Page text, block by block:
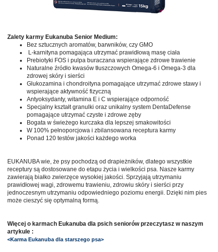
Zalety karmy Eukanuba Senior Medium:
Bez sztucznych aromatów, barwników, czy GMO
L-karnityna pomagająca utrzymać prawidłową masę ciała
Prebiotyki FOS i pulpa buraczana wspierające zdrowe trawienie
Naturalne źródło kwasów tłuszczowych Omega-6 i Omega-3 dla
zdrowej skóry i sierści
Glukozamina i chondroityna pomagające utrzymać zdrowe stawy i
wspierające aktywność fizyczną
Antyoksydanty, witamina E i C wspierające odporność
Specjalny kształt granulki oraz unikalny system DentaDefense
pomagające utrzymać czyste i zdrowe zęby
Bogata w świeżego kurczaka dla lepszej smakowitości
W 100% pełnoporcjowa i zbilansowana receptura karmy
Ponad 120 testów jakości każdego worka
EUKANUBA wie, że psy pochodzą od drapieżników, dlatego wszystkie
receptury są dostosowane do etapu życia i wielkości psa. Nasze karmy
zawierają białko zwierzęce wysokiej jakości. Sprzyjają utrzymaniu
prawidłowej wagi, zdrowemu trawieniu, zdrowiu skóry i sierści przy
jednoczesnym utrzymaniu odpowiedniego poziomu energii. Dzięki nim pies
może cieszyć się optymalną formą.
Więcej o karmach Eukanuba dla psich seniorów przeczytasz w naszym
artykule :
<Karma Eukanuba dla starszego psa>